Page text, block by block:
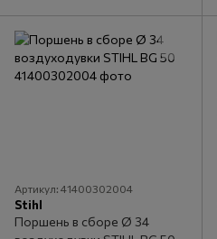
Артикул: 41400302004
Stihl
Поршень в сборе Ø 34